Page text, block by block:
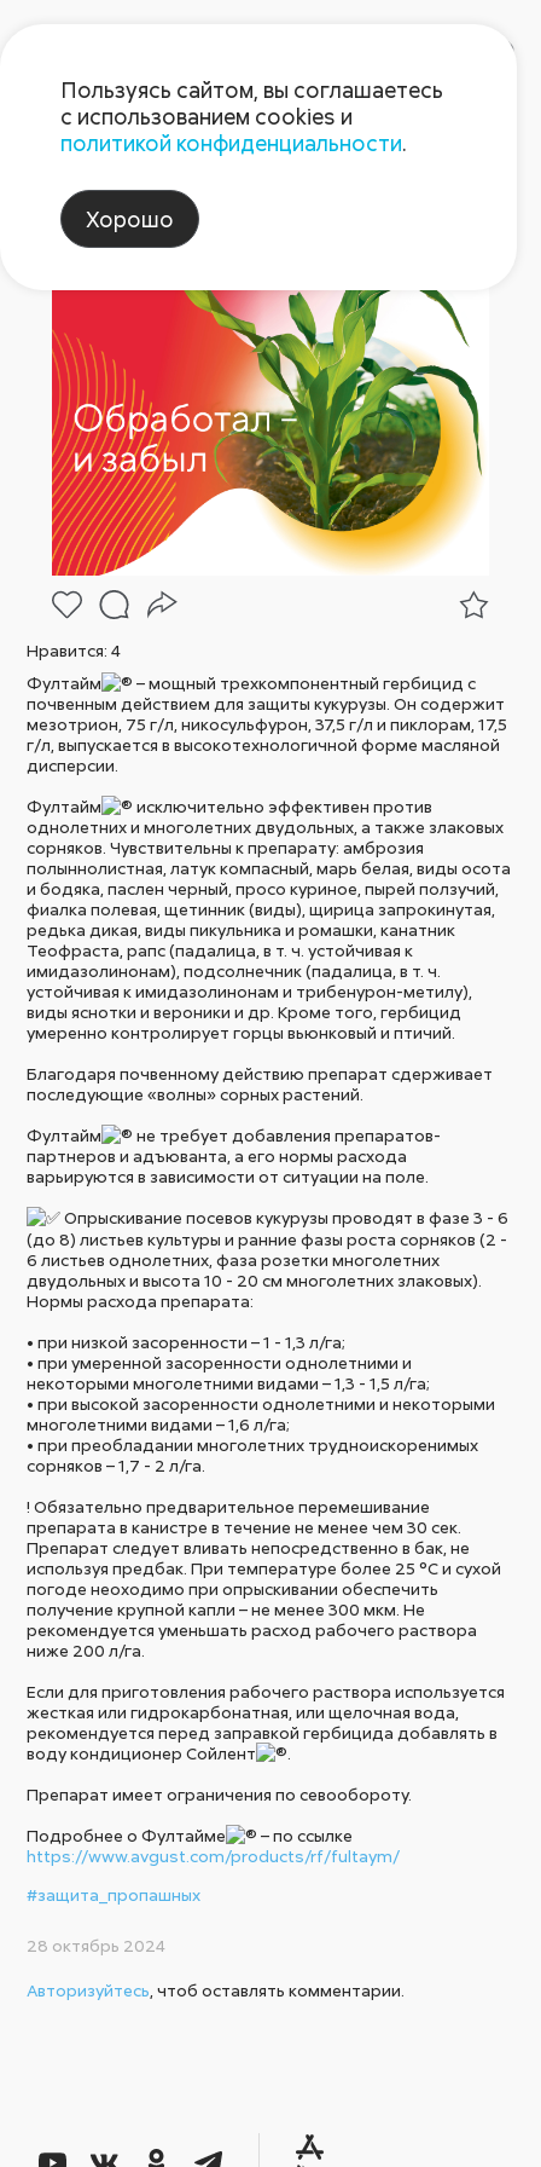
Пост 28.10.2024
Нравится:4
Фултайм
– мощный трехкомпонентный гербицид с
почвенным действием для защиты кукурузы. Он содержит
мезотрион, 75 г/л, никосульфурон, 37,5 г/л и пиклорам, 17,5
г/л, выпускается в высокотехнологичной форме масляной
дисперсии.
Фултайм
исключительно эффективен против
однолетних и многолетних двудольных, а также злаковых
сорняков. Чувствительны к препарату: амброзия
полыннолистная, латук компасный, марь белая, виды осота
и бодяка, паслен черный, просо куриное, пырей ползучий,
фиалка полевая, щетинник (виды), щирица запрокинутая,
редька дикая, виды пикульника и ромашки, канатник
Теофраста, рапс (падалица, в т. ч. устойчивая к
имидазолинонам), подсолнечник (падалица, в т. ч.
устойчивая к имидазолинонам и трибенурон-метилу),
виды яснотки и вероники и др. Кроме того, гербицид
умеренно контролирует горцы вьюнковый и птичий.
Благодаря почвенному действию препарат сдерживает
последующие «волны» сорных растений.
Фултайм
не требует добавления препаратов-
партнеров и адъюванта, а его нормы расхода
варьируются в зависимости от ситуации на поле.
Опрыскивание посевов кукурузы проводят в фазе 3 - 6
(до 8) листьев культуры и ранние фазы роста сорняков (2 -
6 листьев однолетних, фаза розетки многолетних
двудольных и высота 10 - 20 см многолетних злаковых).
Нормы расхода препарата:
• при низкой засоренности – 1 - 1,3 л/га;
• при умеренной засоренности однолетними и
некоторыми многолетними видами – 1,3 - 1,5 л/га;
• при высокой засоренности однолетними и некоторыми
многолетними видами – 1,6 л/га;
• при преобладании многолетних трудноискоренимых
сорняков – 1,7 - 2 л/га.
! Обязательно предварительное перемешивание
препарата в канистре в течение не менее чем 30 сек.
Препарат следует вливать непосредственно в бак, не
используя предбак. При температуре более 25 °С и сухой
погоде неоходимо при опрыскивании обеспечить
получение крупной капли – не менее 300 мкм. Не
рекомендуется уменьшать расход рабочего раствора
ниже 200 л/га.
Если для приготовления рабочего раствора используется
жесткая или гидрокарбонатная, или щелочная вода,
рекомендуется перед заправкой гербицида добавлять в
воду кондиционер Сойлент
Препарат имеет ограничения по севообороту.
Подробнее о Фултайме
– по ссылке
https://www.avgust.com/products/rf/fultaym/
#защита_пропашных
28 октябрь 2024
Авторизуйтесь , чтоб оставлять комментарии.
Пользуясь сайтом, вы соглашаетесь
с использованием cookies и
политикой конфиденциальности.
Хорошо